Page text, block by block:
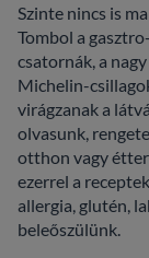
Szinte nincs is
Tombol a
csatornák, a
Michelin-
virágzanak a
olvasunk,
otthon vagy
ezerrel a
allergia, glutén,
beleőszülünk.